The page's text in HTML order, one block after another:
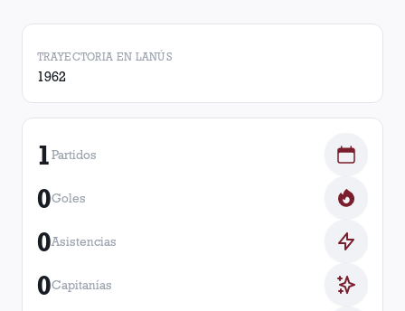
TRAYECTORIA EN LANÚS
1962
1Partidos
0Goles
0Asistencias
0Capitanías